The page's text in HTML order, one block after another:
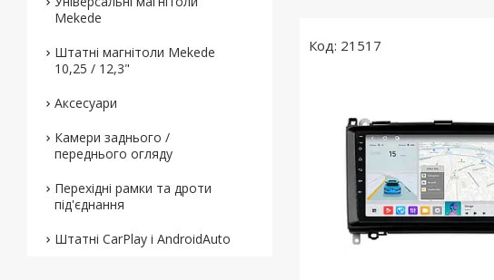
21517
Mekede
Штатні магнітоли Mekede
10,25 / 12,3"
Аксесуари
Камери заднього /
переднього огляду
Перехідні рамки та дроти
під'єднання
Штатні CarPlay і AndroidAuto